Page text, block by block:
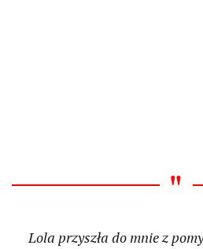
Lola przyszła do mnie z